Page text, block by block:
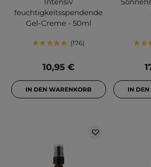
Intensiv
feuchtigkeitsspendende
Gel-Creme - 50ml
176
10,95 €
IN DEN WARENKORB IN